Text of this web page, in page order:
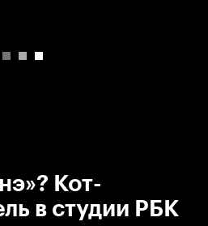
Кот-
в студии РБК